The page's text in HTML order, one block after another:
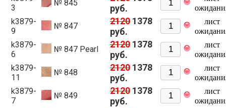
3
№ 845
руб.
k3879-
9
№ 847 2120 1378
руб.
лист
k3879-
6
№ 847 Pearl 2120 1378
руб.
лист
k3879-
11
№ 848 2120 1378
руб.
лист
k3879-
7
№ 849 2120 1378
руб.
лист